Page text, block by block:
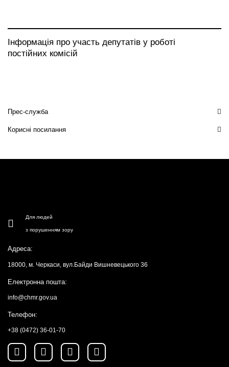
Інформація про участь депутатів у роботі
постійних комісій
Прес-служба
Корисні посилання
Для людей
з порушенням зору
Адреса:
18000, м. Черкаси, вул.Байди Вишневецького 36
Електронна пошта:
info@chmr.gov.ua
Телефон:
+38 (0472) 36-01-70